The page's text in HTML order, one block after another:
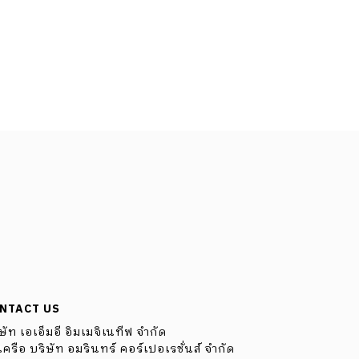
US
ท เอเอ็มอี อิมเมจิเนทีฟ จำกัด
ครือ บริษัท อมรินทร์ คอร์เปอเรชั่นส์ จำกัด